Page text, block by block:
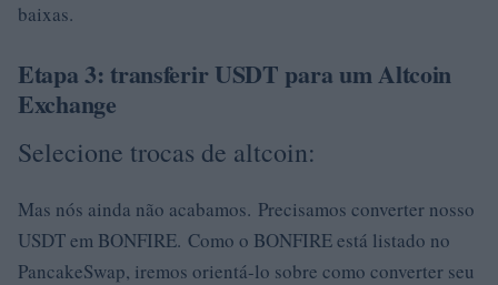
baixas.
Etapa 3: transferir USDT para um Altcoin
Exchange
Selecione trocas de altcoin:
Mas nós ainda não acabamos. Precisamos converter nosso
USDT em BONFIRE. Como o BONFIRE está listado no
PancakeSwap, iremos orientá-lo sobre como converter seu